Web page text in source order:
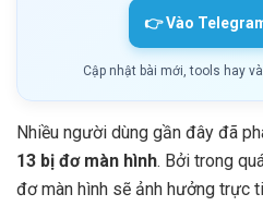
👉 Vào
Cập nhật bài mới, tools hay
Nhiều người dùng gần đây đã
13 bị đơ màn hình. Bởi trong
đơ màn hình sẽ ảnh hưởng trực